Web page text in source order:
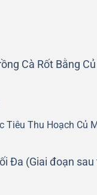
Cà Rốt Bằng Củ
Tiêu Thu Hoạch Củ
Đa (Giai đoạn sau